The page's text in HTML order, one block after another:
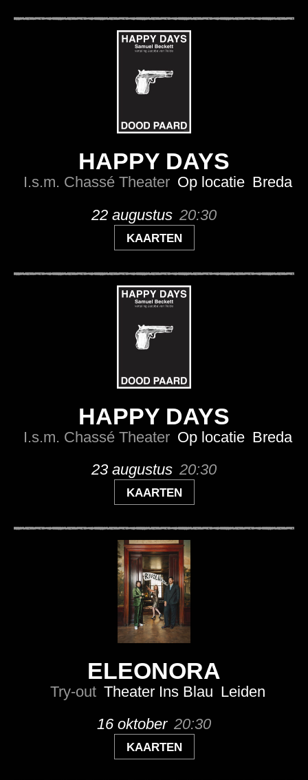
22 augustus 20:30
KAARTEN
HAPPY DAYS
I.s.m. Chassé Theater Op locatie Breda
23 augustus 20:30
KAARTEN
HAPPY DAYS
I.s.m. Chassé Theater Op locatie Breda
16 oktober 20:30
KAARTEN
ELEONORA
Try-out Theater Ins Blau Leiden